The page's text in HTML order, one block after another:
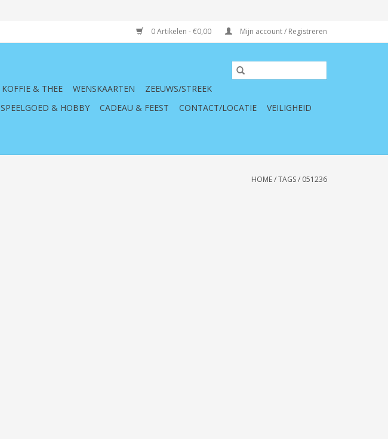
0 Artikelen - €0,00 Mijn account / Registreren
KOFFIE & THEE WENSKAARTEN
ZEEUWS/STREEK
SPEELGOED & HOBBY CADEAU & FEEST CONTACT/LOCATIE
VEILIGHEID
HOME/TAGS/ 051236